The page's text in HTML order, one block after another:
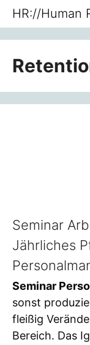
Zum
springen
HR://Human
Seminar
Jährliches
Seminar
sonst
fleißig
Bereich. Das